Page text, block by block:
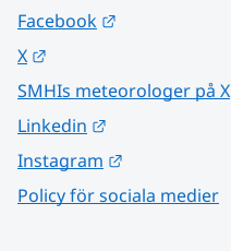
Facebook
X
SMHIs meteorologer på X
Linkedin
Instagram
Policy för sociala medier